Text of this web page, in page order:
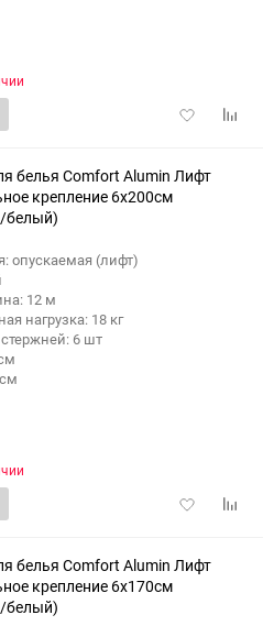
Добавить
белья Comfort Alumin Лифт
крепление 6x200см
белый)
опускаемая (лифт)
12 м
нагрузка: 18 кг
6 шт
Добавить
белья Comfort Alumin Лифт
крепление 6x170см
белый)